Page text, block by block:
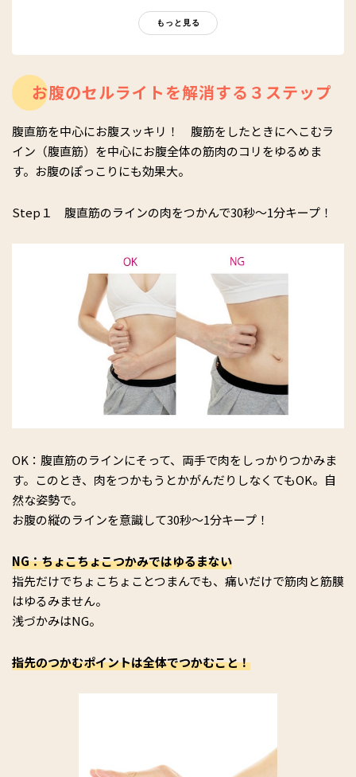
ーとなった「おっぱい番長の乳トレ」(講談社)をはじめ著書多
もっと見る
お腹のセルライトを解消する３ステップ
腹直筋を中心にお腹スッキリ！ 腹筋をしたときにへこむラ
イン（腹直筋）を中心にお腹全体の筋肉のコリをゆるめま
す。お腹のぽっこりにも効果大。
Step１ 腹直筋のラインの肉をつかんで30秒～1分キープ！
OK：腹直筋のラインにそって、両手で肉をしっかりつかみま
す。このとき、肉をつかもうとかがんだりしなくてもOK。自
然な姿勢で。
お腹の縦のラインを意識して30秒～1分キープ！
NG：ちょこちょこつかみではゆるまない
指先だけでちょこちょことつまんでも、痛いだけで筋肉と筋膜
はゆるみません。
浅づかみはNG。
指先のつかむポイントは全体でつかむこと！